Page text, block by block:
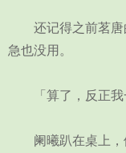
还记得之前茗唐
急也没用。
「算了，反正我
阑曦趴在桌上，